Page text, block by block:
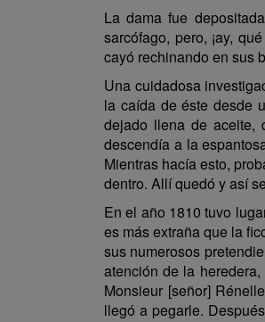
La dama fue
sarcófago, pero, ¡ay,
cayó rechinando en sus
Una cuidadosa
la caída de éste desde
dejado llena de aceite,
descendía a la
Mientras hacía esto,
dentro. Allí quedó y así
En el año 1810 tuvo
es más extraña que la
sus numerosos
atención de la
Monsieur [señor]
llegó a pegarle.